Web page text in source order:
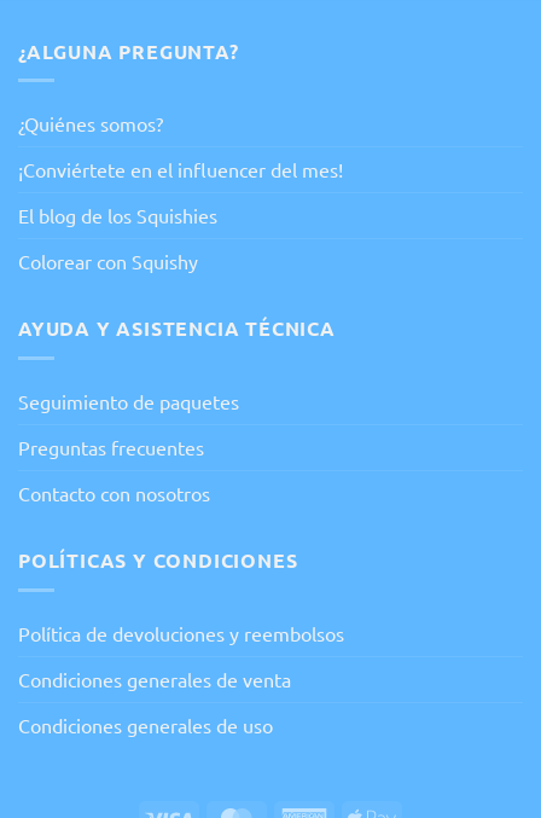
¿ALGUNA PREGUNTA?
¿Quiénes somos?
¡Conviértete en el influencer del mes!
El blog de los Squishies
Colorear con Squishy
AYUDA Y ASISTENCIA TÉCNICA
Seguimiento de paquetes
Preguntas frecuentes
Contacto con nosotros
POLÍTICAS Y CONDICIONES
Política de devoluciones y reembolsos
Condiciones generales de venta
Condiciones generales de uso